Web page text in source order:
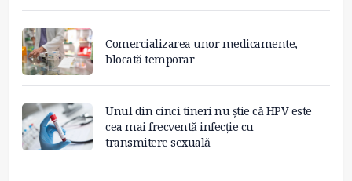
Comercializarea unor medicamente,
blocată temporar
Unul din cinci tineri nu știe că HPV este
cea mai frecventă infecție cu
transmitere sexuală